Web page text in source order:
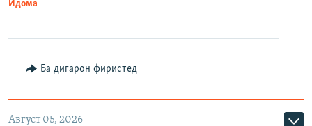
Идома
Ба дигарон фиристед
Август 05, 2026